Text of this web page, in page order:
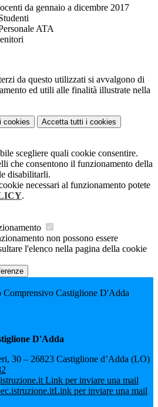
da gennaio a dicembre 2017
ATA
da questo utilizzati si avvalgono di
ed utili alle finalità illustrate nella
i cookies Accetta tutti i cookies
scegliere quali cookie consentire.
che consentono il funzionamento della
disabilitarli.
necessari al funzionamento potete
.
non possono essere
l'elenco nella pagina della cookie
Comprensivo Castiglione D'Adda
D'Adda
30 – 26823 Castiglione d’Adda (LO)
Link per inviare una mail
Link per inviare una mail